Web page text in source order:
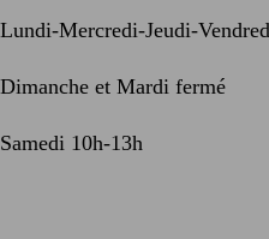
Lundi-Mercredi-Jeudi-
Dimanche et Mardi fermé
Samedi 10h-13h